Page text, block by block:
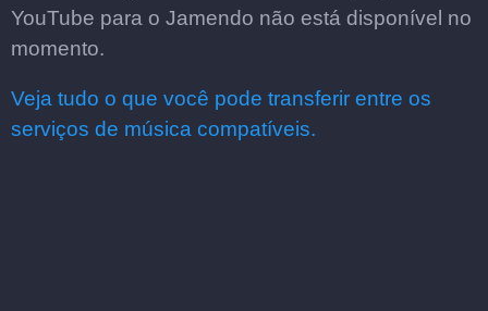
YouTube para o Jamendo não está disponível no
momento.
Veja tudo o que você pode transferir entre os
serviços de música compatíveis.